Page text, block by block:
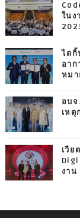
ใน
ไดกิ้
อาก
หมา
อบ
เหตุ
เวีย
งาน